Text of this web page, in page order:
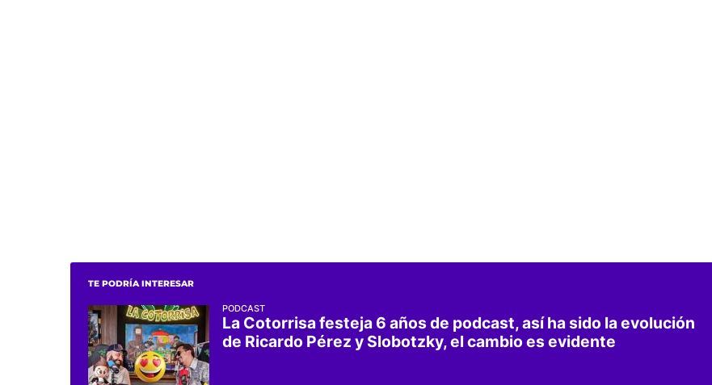
TE PODRÍA INTERESAR
PODCAST
La Cotorrisa festeja 6 años de podcast, así ha sido la evolución
de Ricardo Pérez y Slobotzky, el cambio es evidente